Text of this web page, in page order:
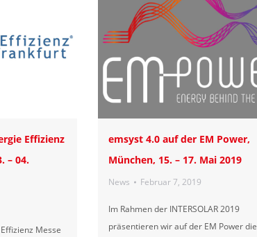
Effizienz
– 04.
Messe
emsyst 4.0 auf der EM Power,
München, 15. – 17. Mai 2019
News Februar 7, 2019
Im Rahmen der INTERSOLAR 2019
präsentieren wir auf der EM Power die